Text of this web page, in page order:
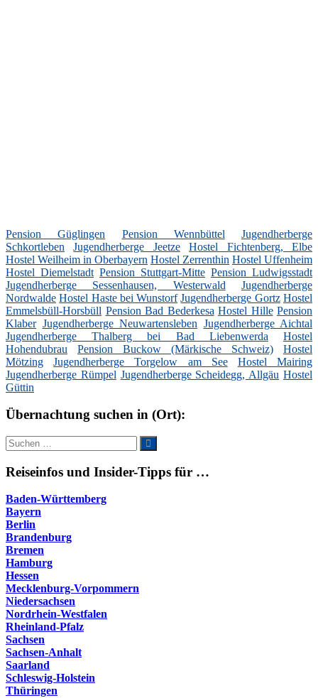
Pension Güglingen Pension Wennbüttel
Jugendherberge
Schkortleben
Jugendherberge Jeetze
Hostel Fichtenberg, Elbe
Hostel Weilheim in Oberbayern Hostel Zerrenthin Hostel Uffenheim
Hostel Diemelstadt Pension Stuttgart-Mitte Pension Ludwigsstadt
Jugendherberge Sessenhausen, Westerwald
Jugendherberge
Nordwalde Hostel Haste bei Wunstorf Jugendherberge Gortz Hostel
Emmelsbüll-Horsbüll Pension Bad Bederkesa Hostel Hille Pension
Klaber Jugendherberge Neuwartensleben Jugendherberge Aichtal
Jugendherberge Thalberg bei Bad Liebenwerda
Hostel
Hohendubrau
Pension Buckow (Märkische Schweiz)
Hostel
Mötzing
Jugendherberge Torgelow am See
Hostel Mairing
Jugendherberge Rümpel Jugendherberge Scheidegg, Allgäu Hostel
Güttin
Übernachtung suchen in (Ort):
Suche
nach:
Suchen
Reiseinfos und Insider-Tipps für …
Baden-Württemberg
Bayern
Berlin
Brandenburg
Bremen
Hamburg
Hessen
Mecklenburg-Vorpommern
Niedersachsen
Nordrhein-Westfalen
Rheinland-Pfalz
Sachsen
Sachsen-Anhalt
Saarland
Schleswig-Holstein
Thüringen